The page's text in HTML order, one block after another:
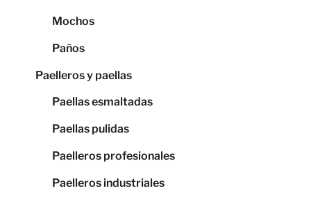
Mochos
Paños
Paelleros y paellas
Paellas esmaltadas
Paellas pulidas
Paelleros profesionales
Paelleros industriales